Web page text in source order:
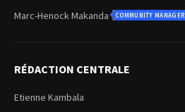
Marc-Henock Makanda COMMUNITY MANAGER
RÉDACTION CENTRALE
Etienne Kambala